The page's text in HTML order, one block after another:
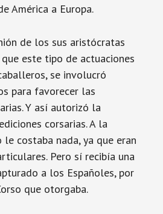
América a Europa.
de los sus aristócratas
este tipo de actuaciones
se involucró
para favorecer las
Y así autorizó la
corsarias. A la
le costaba nada, ya que eran
Pero sí recibía una
a los Españoles, por
que otorgaba.